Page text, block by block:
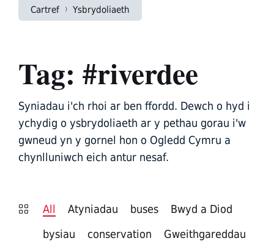
Cartref Ysbrydoliaeth
Tag: #riverdee
Syniadau i'ch rhoi ar ben ffordd. Dewch o hyd i
ychydig o ysbrydoliaeth ar y pethau gorau i'w
gwneud yn y gornel hon o Ogledd Cymru a
chynlluniwch eich antur nesaf.
All Atyniadau buses
Bwyd a Diod
bysiau
conservation
Gweithgareddau